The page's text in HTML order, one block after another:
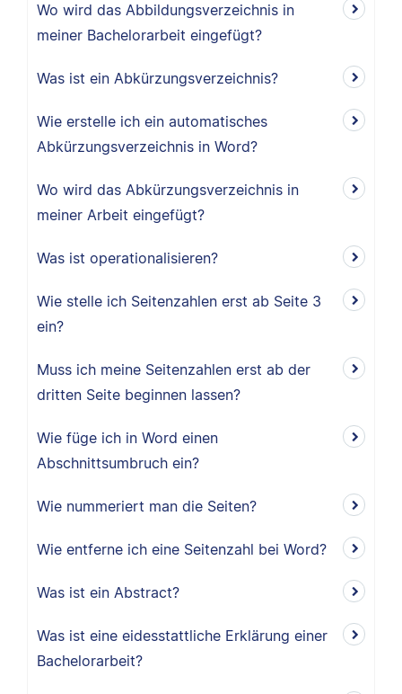
Wo wird das Abbildungsverzeichnis in
meiner Bachelorarbeit eingefügt?
Was ist ein Abkürzungsverzeichnis?
Wie erstelle ich ein automatisches
Abkürzungsverzeichnis in Word?
Wo wird das Abkürzungsverzeichnis in
meiner Arbeit eingefügt?
Was ist operationalisieren?
Wie stelle ich Seitenzahlen erst ab Seite 3
ein?
Muss ich meine Seitenzahlen erst ab der
dritten Seite beginnen lassen?
Wie füge ich in Word einen
Abschnittsumbruch ein?
Wie nummeriert man die Seiten?
Wie entferne ich eine Seitenzahl bei Word?
Was ist ein Abstract?
Was ist eine eidesstattliche Erklärung einer
Bachelorarbeit?